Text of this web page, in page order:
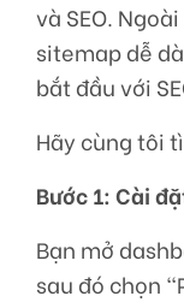
và SEO.
sitemap dễ
bắt đầu với
Hãy cùng tôi
Bước 1: Cài
Bạn mở
sau đó chọn